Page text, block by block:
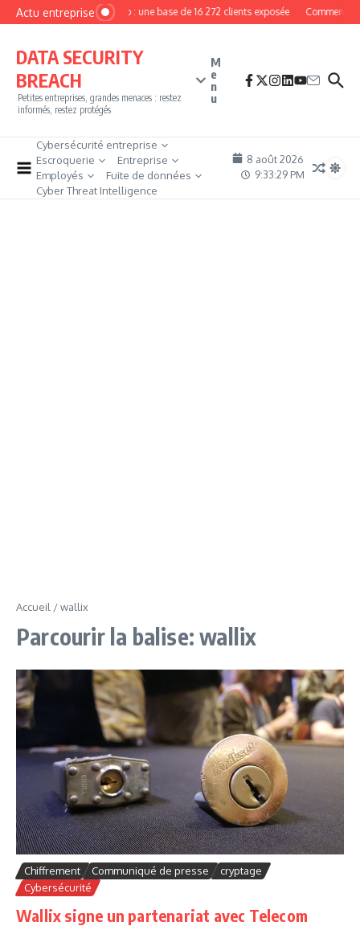
Aller au contenu
Actu entrepriseMyPhoto : une base de 16 272 clients exposée Comment
DATA SECURITY
BREACH
Petites entreprises, grandes menaces : restez
informés, restez protégés
M
e
n
u
Cybersécurité entreprise
Escroquerie
Entreprise
Employés
Fuite de données
Cyber Threat Intelligence
8 août 2026
9:33:30 PM
Accueil /wallix
Parcourir la balise: wallix
Chiffrement Communiqué de presse
cryptage
Cybersécurité
Wallix signe un partenariat avec Telecom